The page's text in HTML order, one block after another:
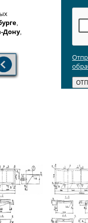
,
Дону,